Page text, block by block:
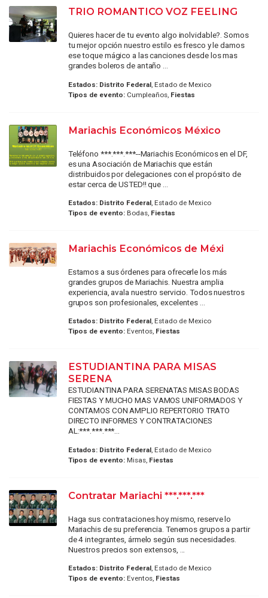
TRIO ROMANTICO VOZ FEELING
Quieres hacer de tu evento algo inolvidable?. Somos
tu mejor opción nuestro estilo es fresco y le damos
ese toque mágico a las canciones desde los mas
grandes boleros de antaño ...
Estados: Distrito Federal, Estado de Mexico
Tipos de evento:Cumpleaños, Fiestas
Mariachis Económicos México
Teléfono ***.***.***--Mariachis Económicos en el DF,
es una Asociación de Mariachis que están
distribuidos por delegaciones con el propósito de
estar cerca de USTED!! que ...
Estados: Distrito Federal, Estado de Mexico
Tipos de evento:Bodas, Fiestas
Mariachis Económicos de Méxi
Estamos a sus órdenes para ofrecerle los más
grandes grupos de Mariachis. Nuestra amplia
experiencia, avala nuestro servicio. Todos nuestros
grupos son profesionales, excelentes ...
Estados: Distrito Federal, Estado de Mexico
Tipos de evento:Eventos, Fiestas
ESTUDIANTINA PARA MISAS
SERENA
ESTUDIANTINA PARA SERENATAS MISAS BODAS
FIESTAS Y MUCHO MAS VAMOS UNIFORMADOS Y
CONTAMOS CON AMPLIO REPERTORIO TRATO
DIRECTO INFORMES Y CONTRATACIONES
AL:***.***.***...
Estados: Distrito Federal, Estado de Mexico
Tipos de evento:Misas, Fiestas
Contratar Mariachi ***.***.***
Haga sus contrataciones hoy mismo, reserve lo
Mariachis de su preferencia. Tenemos grupos a partir
de 4 integrantes, ármelo según sus necesidades.
Nuestros precios son extensos, ...
Estados: Distrito Federal, Estado de Mexico
Tipos de evento:Eventos, Fiestas